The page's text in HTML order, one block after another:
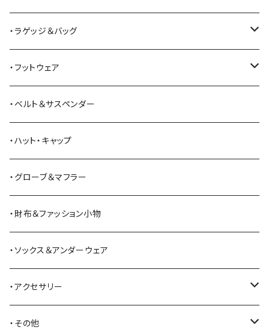
All American Khakis
American Optical
ANDERSON BEAN BOOT CO.
Bass Pro Shops
BATTLE LAKE
Barbour
BAYSIDE
BELSTAFF
BIG BILL
ベスト
セーター
スウェットシャツ
カーディガン
パーカー
ワークパンツ
オーバーオール
ミリタリーパンツ
ツナギ
ジャージ・スウェット
ハーフパンツ・ショートパンツ
コート
ジャケット
ベスト
・ラゲッジ＆バッグ
トートバッグ
ショルダーバッグ
リュック・バックパック
ボストンバッグ・ダッフルバッグ
ヒップバッグ・ファニーパック
ブリーフケース
ツールバッグ
・フットウェア
ブーツ
スニーカー
サンダル
その他シューズ
シュー用品
・ベルト＆サスペンダー
・ハット・キャップ
・グローブ＆マフラー
・財布＆ファッション小物
・ソックス＆アンダーウェア
・アクセサリー
バングル・ブレスレット
・その他